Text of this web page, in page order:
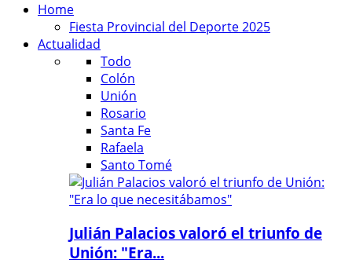
Home
Fiesta Provincial del Deporte 2025
Actualidad
Todo
Colón
Unión
Rosario
Santa Fe
Rafaela
Santo Tomé
Julián Palacios valoró el triunfo de
Unión: "Era...